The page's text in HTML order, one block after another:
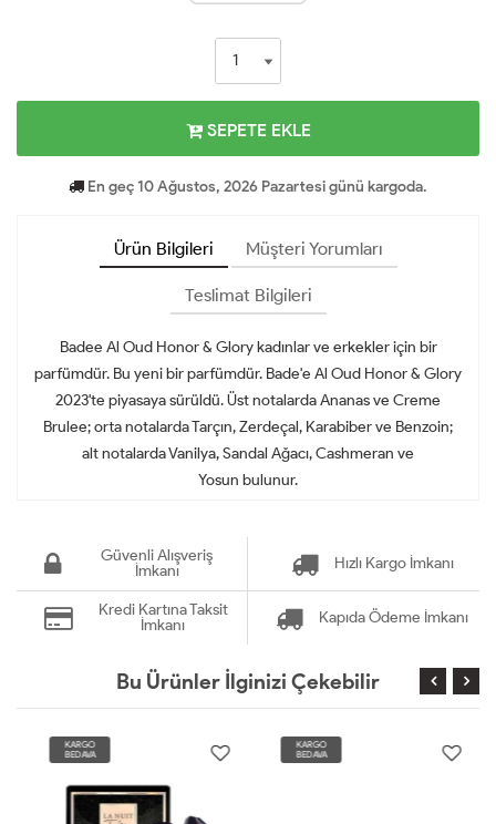
SEPETE EKLE
En geç 10 Ağustos, 2026 Pazartesi günü kargoda.
Ürün Bilgileri Müşteri Yorumları
Teslimat Bilgileri
Badee Al Oud Honor & Glory kadınlar ve erkekler için bir
parfümdür. Bu yeni bir parfümdür. Bade'e Al Oud Honor & Glory
2023'te piyasaya sürüldü. Üst notalarda Ananas ve Creme
Brulee; orta notalarda Tarçın, Zerdeçal, Karabiber ve Benzoin;
alt notalarda Vanilya, Sandal Ağacı, Cashmeran ve
Yosun bulunur.
Güvenli Alışveriş
İmkanı
Hızlı Kargo İmkanı
Kredi Kartına Taksit
İmkanı
Kapıda Ödeme İmkanı
Bu Ürünler İlginizi Çekebilir
KARGO
BEDAVA
KARGO
BEDAVA